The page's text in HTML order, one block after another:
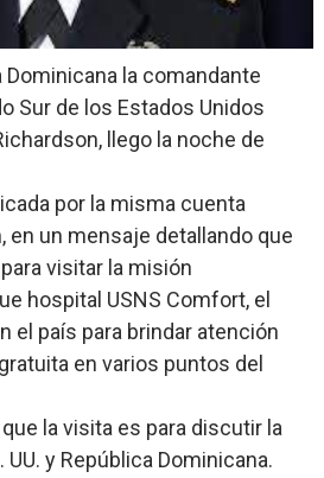
cúpula directiva: Luis Abinader
obras en las “villas” y
de DASAC garantizan
para recuperar fuerza gremial
domingo su nueva cúpula
Dominicana la comandante
Sur de los Estados Unidos
llego la noche de
por la misma cuenta
en un mensaje detallando que
visitar la misión
hospital USNS Comfort, el
el país para brindar atención
en varios puntos del
la visita es para discutir la
y República Dominicana.